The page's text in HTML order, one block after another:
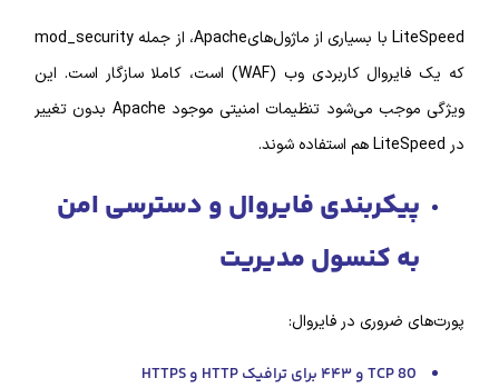
LiteSpeed با بسیاری از ماژول‌هایApache، از جمله mod_security
که یک فایروال کاربردی وب (WAF) است، کاملا سازگار است. این
ویژگی موجب می‌شود تنظیمات امنیتی موجود Apache بدون تغییر
فایروال و دسترسی امن
کنسول مدیریت
در فایروال: